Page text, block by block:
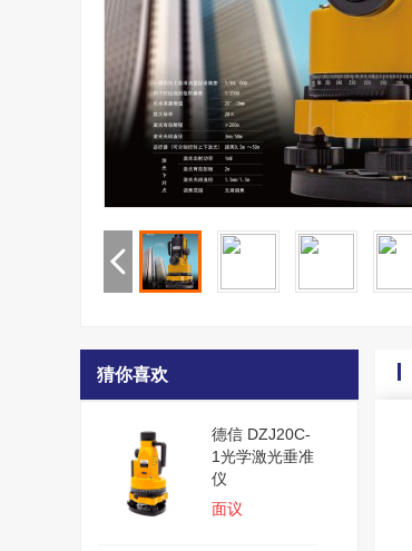
猜你喜欢
德信 DZJ20C-
1光学激光垂准
仪
面议